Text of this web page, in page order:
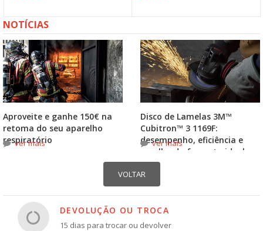
NOTÍCIAS
Aproveite e ganhe 150€ na
retoma do seu aparelho
respiratório
ver mais
Disco de Lamelas 3M™
Cubitron™ 3 1169F:
desempenho, eficiência e
escolha do formato ideal
ver mais
DEVOLUÇÃO OU TROCA
15 dias para trocar ou devolver